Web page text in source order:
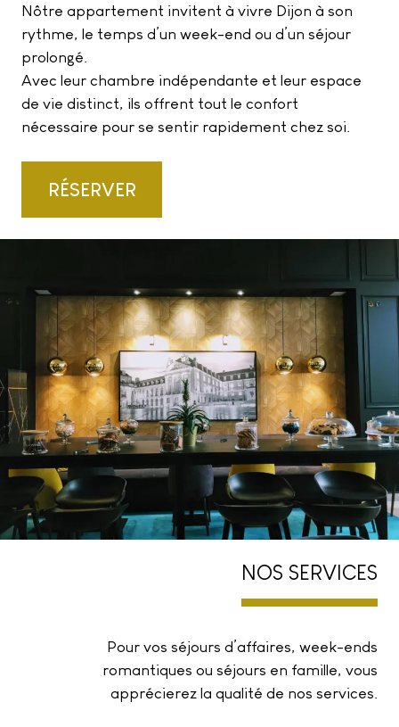
Nôtre appartement invitent à vivre Dijon à son
rythme, le temps d’un week-end ou d’un séjour
prolongé.
Avec leur chambre indépendante et leur espace
de vie distinct, ils offrent tout le confort
nécessaire pour se sentir rapidement chez soi.
RÉSERVER
NOS SERVICES
Pour vos séjours d’affaires, week-ends
romantiques ou séjours en famille, vous
apprécierez la qualité de nos services.